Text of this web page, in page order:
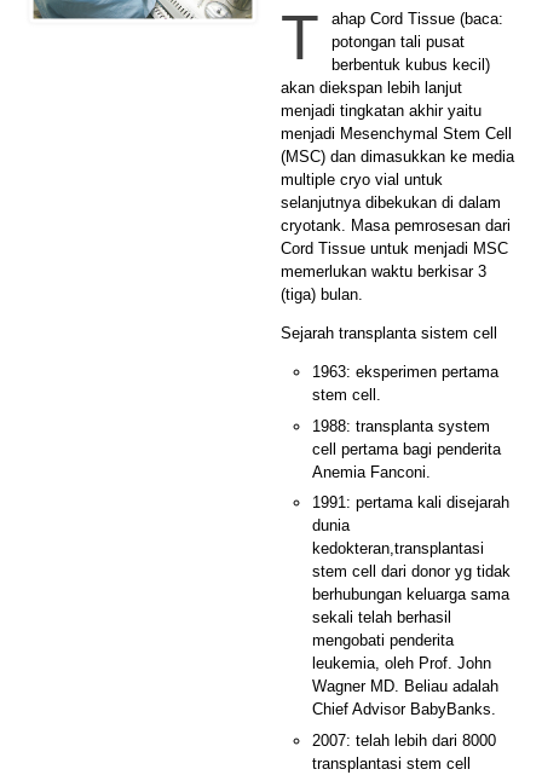
T
ahap Cord Tissue (baca:
potongan tali pusat
berbentuk kubus kecil)
akan diekspan lebih lanjut
menjadi tingkatan akhir yaitu
menjadi Mesenchymal Stem Cell
(MSC) dan dimasukkan ke media
multiple cryo vial untuk
selanjutnya dibekukan di dalam
cryotank. Masa pemrosesan dari
Cord Tissue untuk menjadi MSC
memerlukan waktu berkisar 3
(tiga) bulan.
Sejarah transplanta sistem cell
1963: eksperimen pertama
stem cell.
1988: transplanta system
cell pertama bagi penderita
Anemia Fanconi.
1991: pertama kali disejarah
dunia
kedokteran,transplantasi
stem cell dari donor yg tidak
berhubungan keluarga sama
sekali telah berhasil
mengobati penderita
leukemia, oleh Prof. John
Wagner MD. Beliau adalah
Chief Advisor BabyBanks.
2007: telah lebih dari 8000
transplantasi stem cell